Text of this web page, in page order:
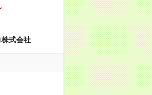
式会社